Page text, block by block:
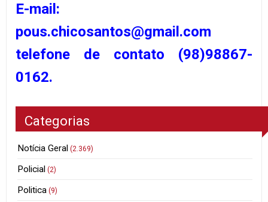
E-mail:
pous.chicosantos@gmail.com
telefone de contato (98)98867-
0162.
Categorias
Notícia Geral (2.369)
Policial (2)
Politica (9)